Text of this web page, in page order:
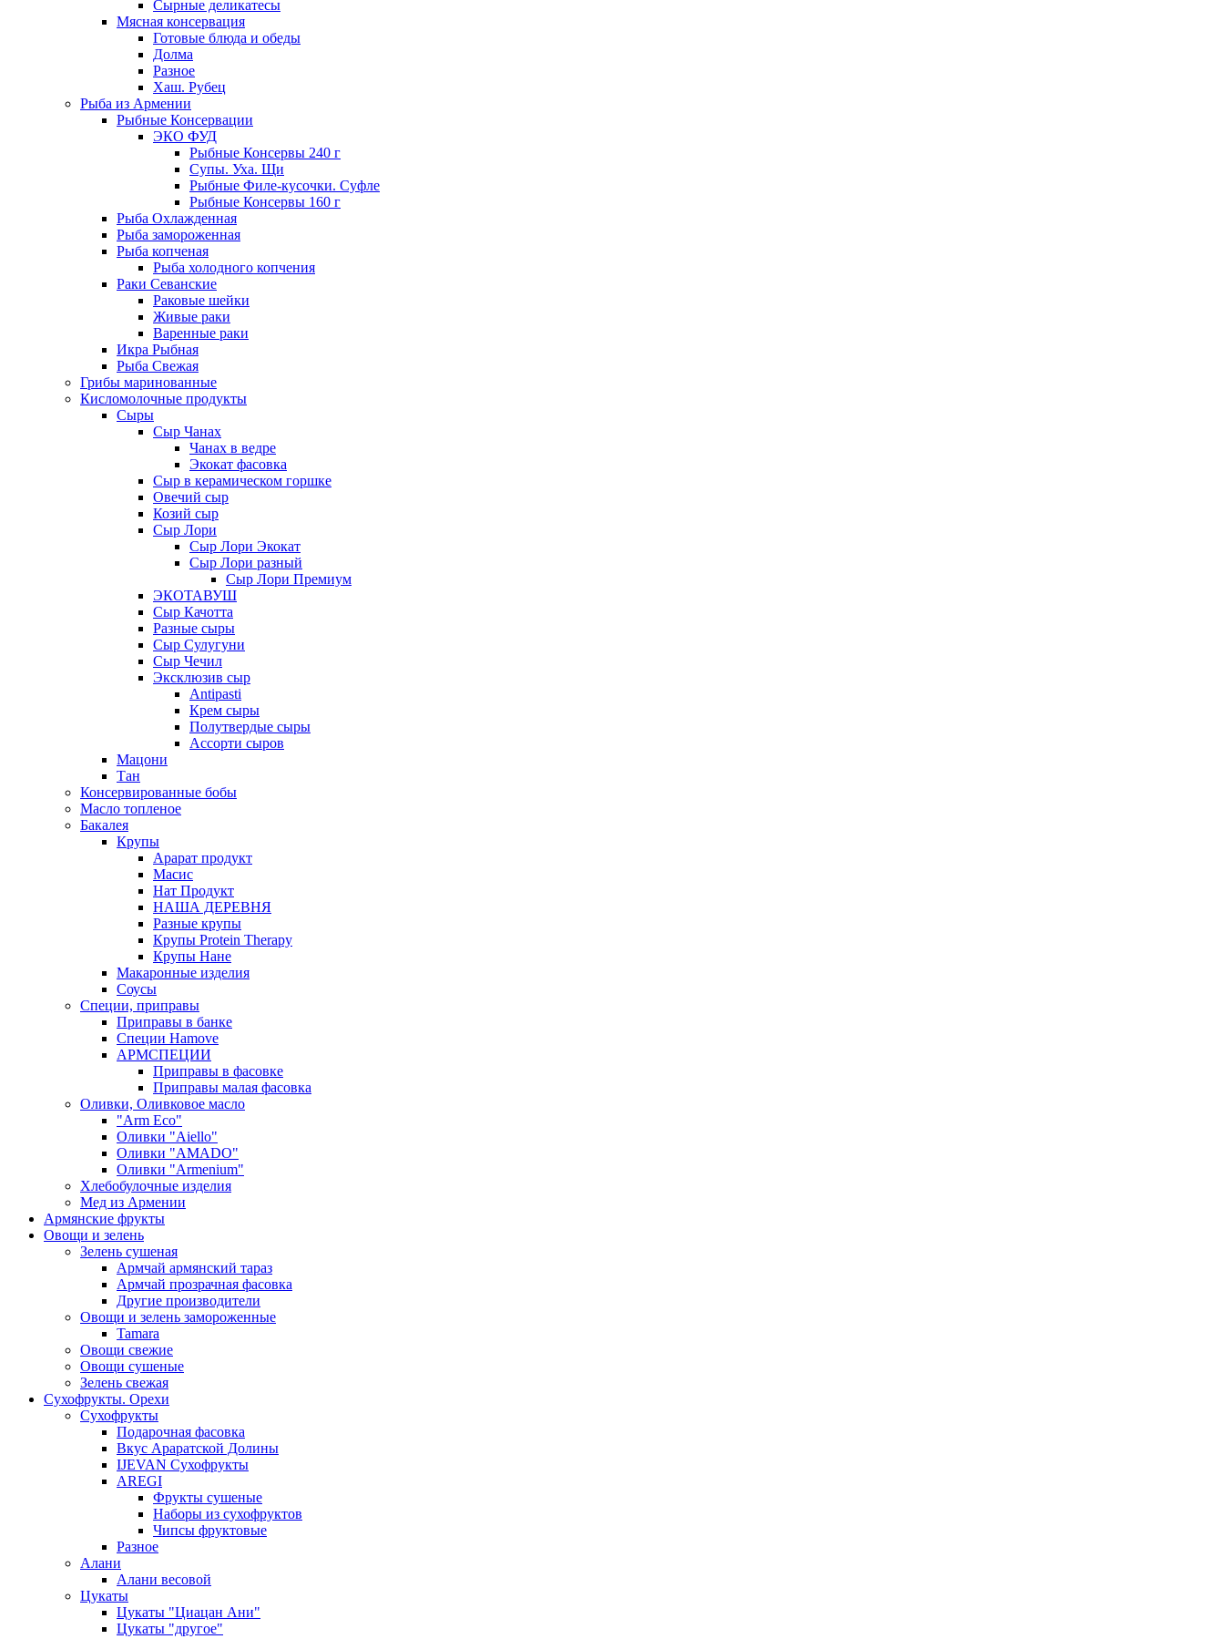
Сырные деликатесы
Мясная консервация
Готовые блюда и обеды
Долма
Разное
Хаш. Рубец
Рыба из Армении
Рыбные Консервации
ЭКО ФУД
Рыбные Консервы 240 г
Супы. Уха. Щи
Рыбные Филе-кусочки. Суфле
Рыбные Консервы 160 г
Рыба Охлажденная
Рыба замороженная
Рыба копченая
Рыба холодного копчения
Раки Севанские
Раковые шейки
Живые раки
Варенные раки
Икра Рыбная
Рыба Свежая
Грибы маринованные
Кисломолочные продукты
Сыры
Сыр Чанах
Чанах в ведре
Экокат фасовка
Сыр в керамическом горшке
Овечий сыр
Козий сыр
Сыр Лори
Сыр Лори Экокат
Сыр Лори разный
Сыр Лори Премиум
ЭКОТАВУШ
Сыр Качотта
Разные сыры
Сыр Сулугуни
Сыр Чечил
Эксклюзив сыр
Antipasti
Крем сыры
Полутвердые сыры
Ассорти сыров
Мацони
Тан
Консервированные бобы
Масло топленое
Бакалея
Крупы
Арарат продукт
Масис
Нат Продукт
НАША ДЕРЕВНЯ
Разные крупы
Крупы Protein Therapy
Крупы Нане
Макаронные изделия
Соусы
Специи, приправы
Приправы в банке
Специи Hamove
АРМСПЕЦИИ
Приправы в фасовке
Приправы малая фасовка
Оливки, Оливковое масло
"Arm Eco"
Оливки "Aiello"
Оливки "AMADO"
Оливки "Armenium"
Хлебобулочные изделия
Мед из Армении
Армянские фрукты
Овощи и зелень
Зелень сушеная
Армчай армянский тараз
Армчай прозрачная фасовка
Другие производители
Овощи и зелень замороженные
Tamara
Овощи свежие
Овощи сушеные
Зелень свежая
Сухофрукты. Орехи
Сухофрукты
Подарочная фасовка
Вкус Араратской Долины
IJEVAN Сухофрукты
AREGI
Фрукты сушеные
Наборы из сухофруктов
Чипсы фруктовые
Разное
Алани
Алани весовой
Цукаты
Цукаты "Циацан Ани"
Цукаты "другое"